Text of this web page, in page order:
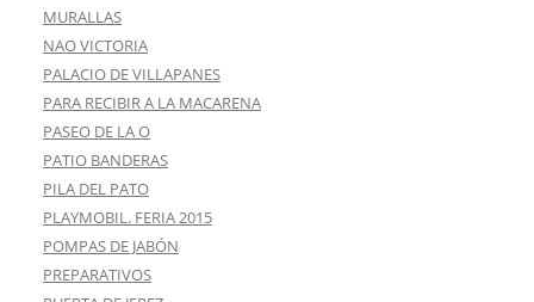
MURALLAS
NAO VICTORIA
PALACIO DE VILLAPANES
PARA RECIBIR A LA MACARENA
PASEO DE LA O
PATIO BANDERAS
PILA DEL PATO
PLAYMOBIL. FERIA 2015
POMPAS DE JABÓN
PREPARATIVOS